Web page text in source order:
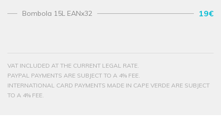
Bombola 15L EANx32 19€
VAT INCLUDED AT THE CURRENT LEGAL RATE.
PAYPAL PAYMENTS ARE SUBJECT TO A 4% FEE.
INTERNATIONAL CARD PAYMENTS MADE IN CAPE VERDE ARE SUBJECT
TO A 4% FEE.